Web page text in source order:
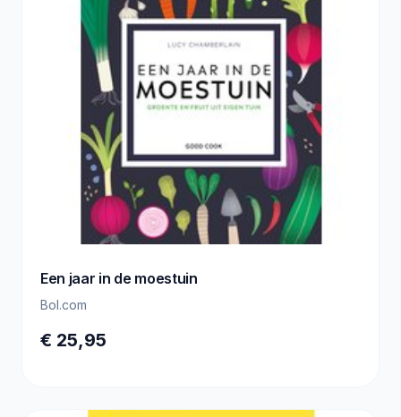
Een jaar in de moestuin
Bol.com
€ 25,95